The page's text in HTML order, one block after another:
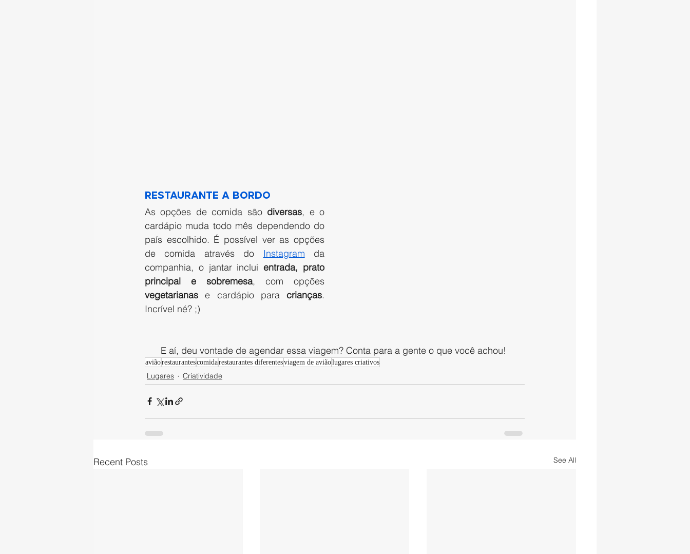
Restaurante a bordo
As opções de comida são diversas, e o
cardápio muda todo mês dependendo do
país escolhido. É possível ver as opções
de comida através do Instagram da
companhia, o jantar inclui entrada, prato
principal e sobremesa
vegetarianas e cardápio para crianças.
Incrível né? ;)
E aí, deu vontade de agendar essa viagem? Conta para a gente o que você achou!
aviãorestaurantescomidarestaurantes diferentesviagem de aviãolugares criativos
Lugares Criatividade
Recent Posts See All